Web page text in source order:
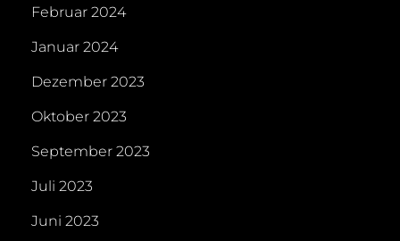
Februar 2024
Januar 2024
Dezember 2023
Oktober 2023
September 2023
Juli 2023
Juni 2023